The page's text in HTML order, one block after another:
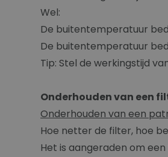
Wel:
De buitentemperatuur
De buitentemperatuur
Tip: Stel de werkingstijd
Onderhouden van een
Onderhouden van een
Hoe netter de filter, hoe
Het is aangeraden om